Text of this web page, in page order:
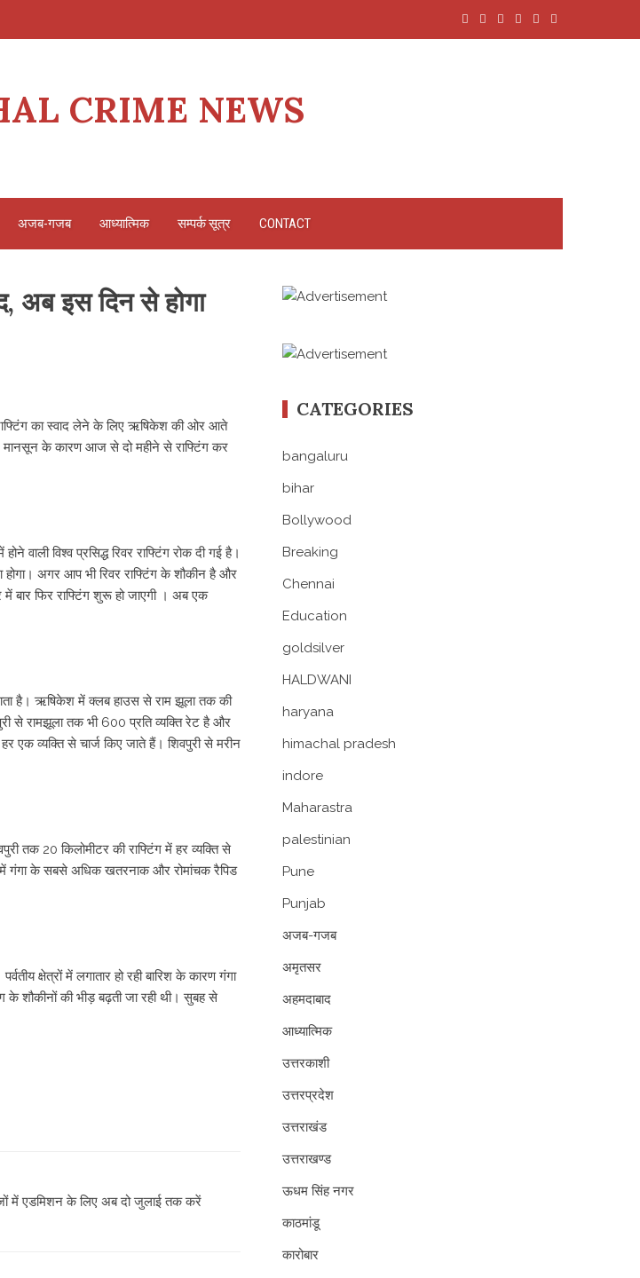
CRIME NEWS
अजब-गजब आध्यात्मिक सम्पर्क सूत्र CONTACT
अब इस दिन से होगा
का स्वाद लेने के लिए ऋषिकेश की ओर आते
मानसून के कारण आज से दो महीने से राफ्टिंग कर
वाली विश्व प्रसिद्ध रिवर राफ्टिंग रोक दी गई है।
होगा। अगर आप भी रिवर राफ्टिंग के शौकीन है और
में बार फिर राफ्टिंग शुरू हो जाएगी । अब एक
है। ऋषिकेश में क्लब हाउस से राम झूला तक की
से रामझूला तक भी 600 प्रति व्यक्ति रेट है और
एक व्यक्ति से चार्ज किए जाते हैं। शिवपुरी से मरीन
तक 20 किलोमीटर की राफ्टिंग में हर व्यक्ति से
में गंगा के सबसे अधिक खतरनाक और रोमांचक रैपिड
क्षेत्रों में लगातार हो रही बारिश के कारण गंगा
शौकीनों की भीड़ बढ़ती जा रही थी। सुबह से
में एडमिशन के लिए अब दो जुलाई तक करें
CATEGORIES
bangaluru
bihar
Bollywood
Breaking
Chennai
Education
goldsilver
HALDWANI
haryana
himachal pradesh
indore
Maharastra
palestinian
Pune
Punjab
अजब-गजब
अमृतसर
अहमदाबाद
आध्यात्मिक
उत्तरकाशी
उत्तरप्रदेश
उत्तराखंड
उत्तराखण्ड
ऊधम सिंह नगर
काठमांडू
कारोबार